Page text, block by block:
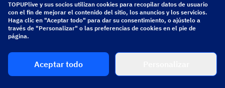
[email protected]
Síguenos
Copyright 2026 SEA WHALE TECHNOLOGY PTE.LTD. All Rights Reserved.
TOPUPlive y sus socios utilizan cookies para recopilar datos de usuario
con el fin de mejorar el contenido del sitio, los anuncios y los servicios.
Haga clic en "Aceptar todo" para dar su consentimiento, o ajústelo a
través de "Personalizar" o las preferencias de cookies en el pie de
página.
Aceptar todo